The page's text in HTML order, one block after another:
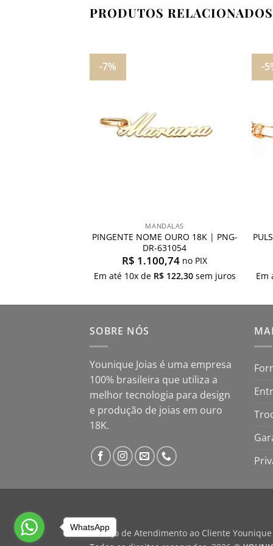
PRODUTOS RELACIONADOS
-7%
MANDALAS
PINGENTE NOME OURO 18K | PNG-
DR-631054
R$ 1.100,74 no PIX
Em até 10x de R$122,30sem juros
-
Em
SOBRE NÓS
Younique Joias é uma empresa
100% brasileira que utiliza a
melhor tecnologia para design
e produção de joias em ouro
18K.
Serviço de Atendimento ao Cliente
WhatsApp